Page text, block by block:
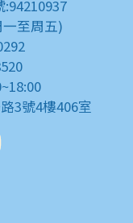
至周五)
3號4樓406室